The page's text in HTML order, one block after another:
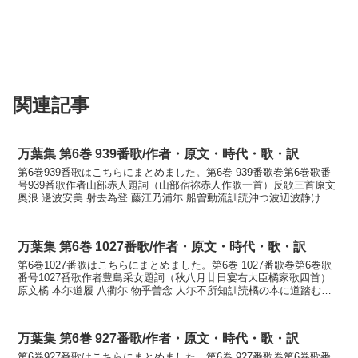
関連記事
万葉集 第6巻 939番歌/作者・原文・時代・歌・訳
第6巻939番歌はこちらにまとめました。第6巻 939番歌巻第6巻歌番
号939番歌作者山部赤人題詞（山部宿祢赤人作歌一首）反歌三首原文
奥浪 邊波安美 射去為登 藤江乃浦尓 船曽動流訓読沖つ波辺波静けみ
万葉集 第6巻 1027番歌/作者・原文・時代・歌・訳
第6巻1027番歌はこちらにまとめました。第6巻 1027番歌巻第6巻歌
番号1027番歌作者豊島采女題詞（秋八月廿日宴右大臣橘家歌四首）
原文橘 本尓道履 八衢尓 物乎曽念 人尓不所知訓読橘の本に道踏む八
万葉集 第6巻 927番歌/作者・原文・時代・歌・訳